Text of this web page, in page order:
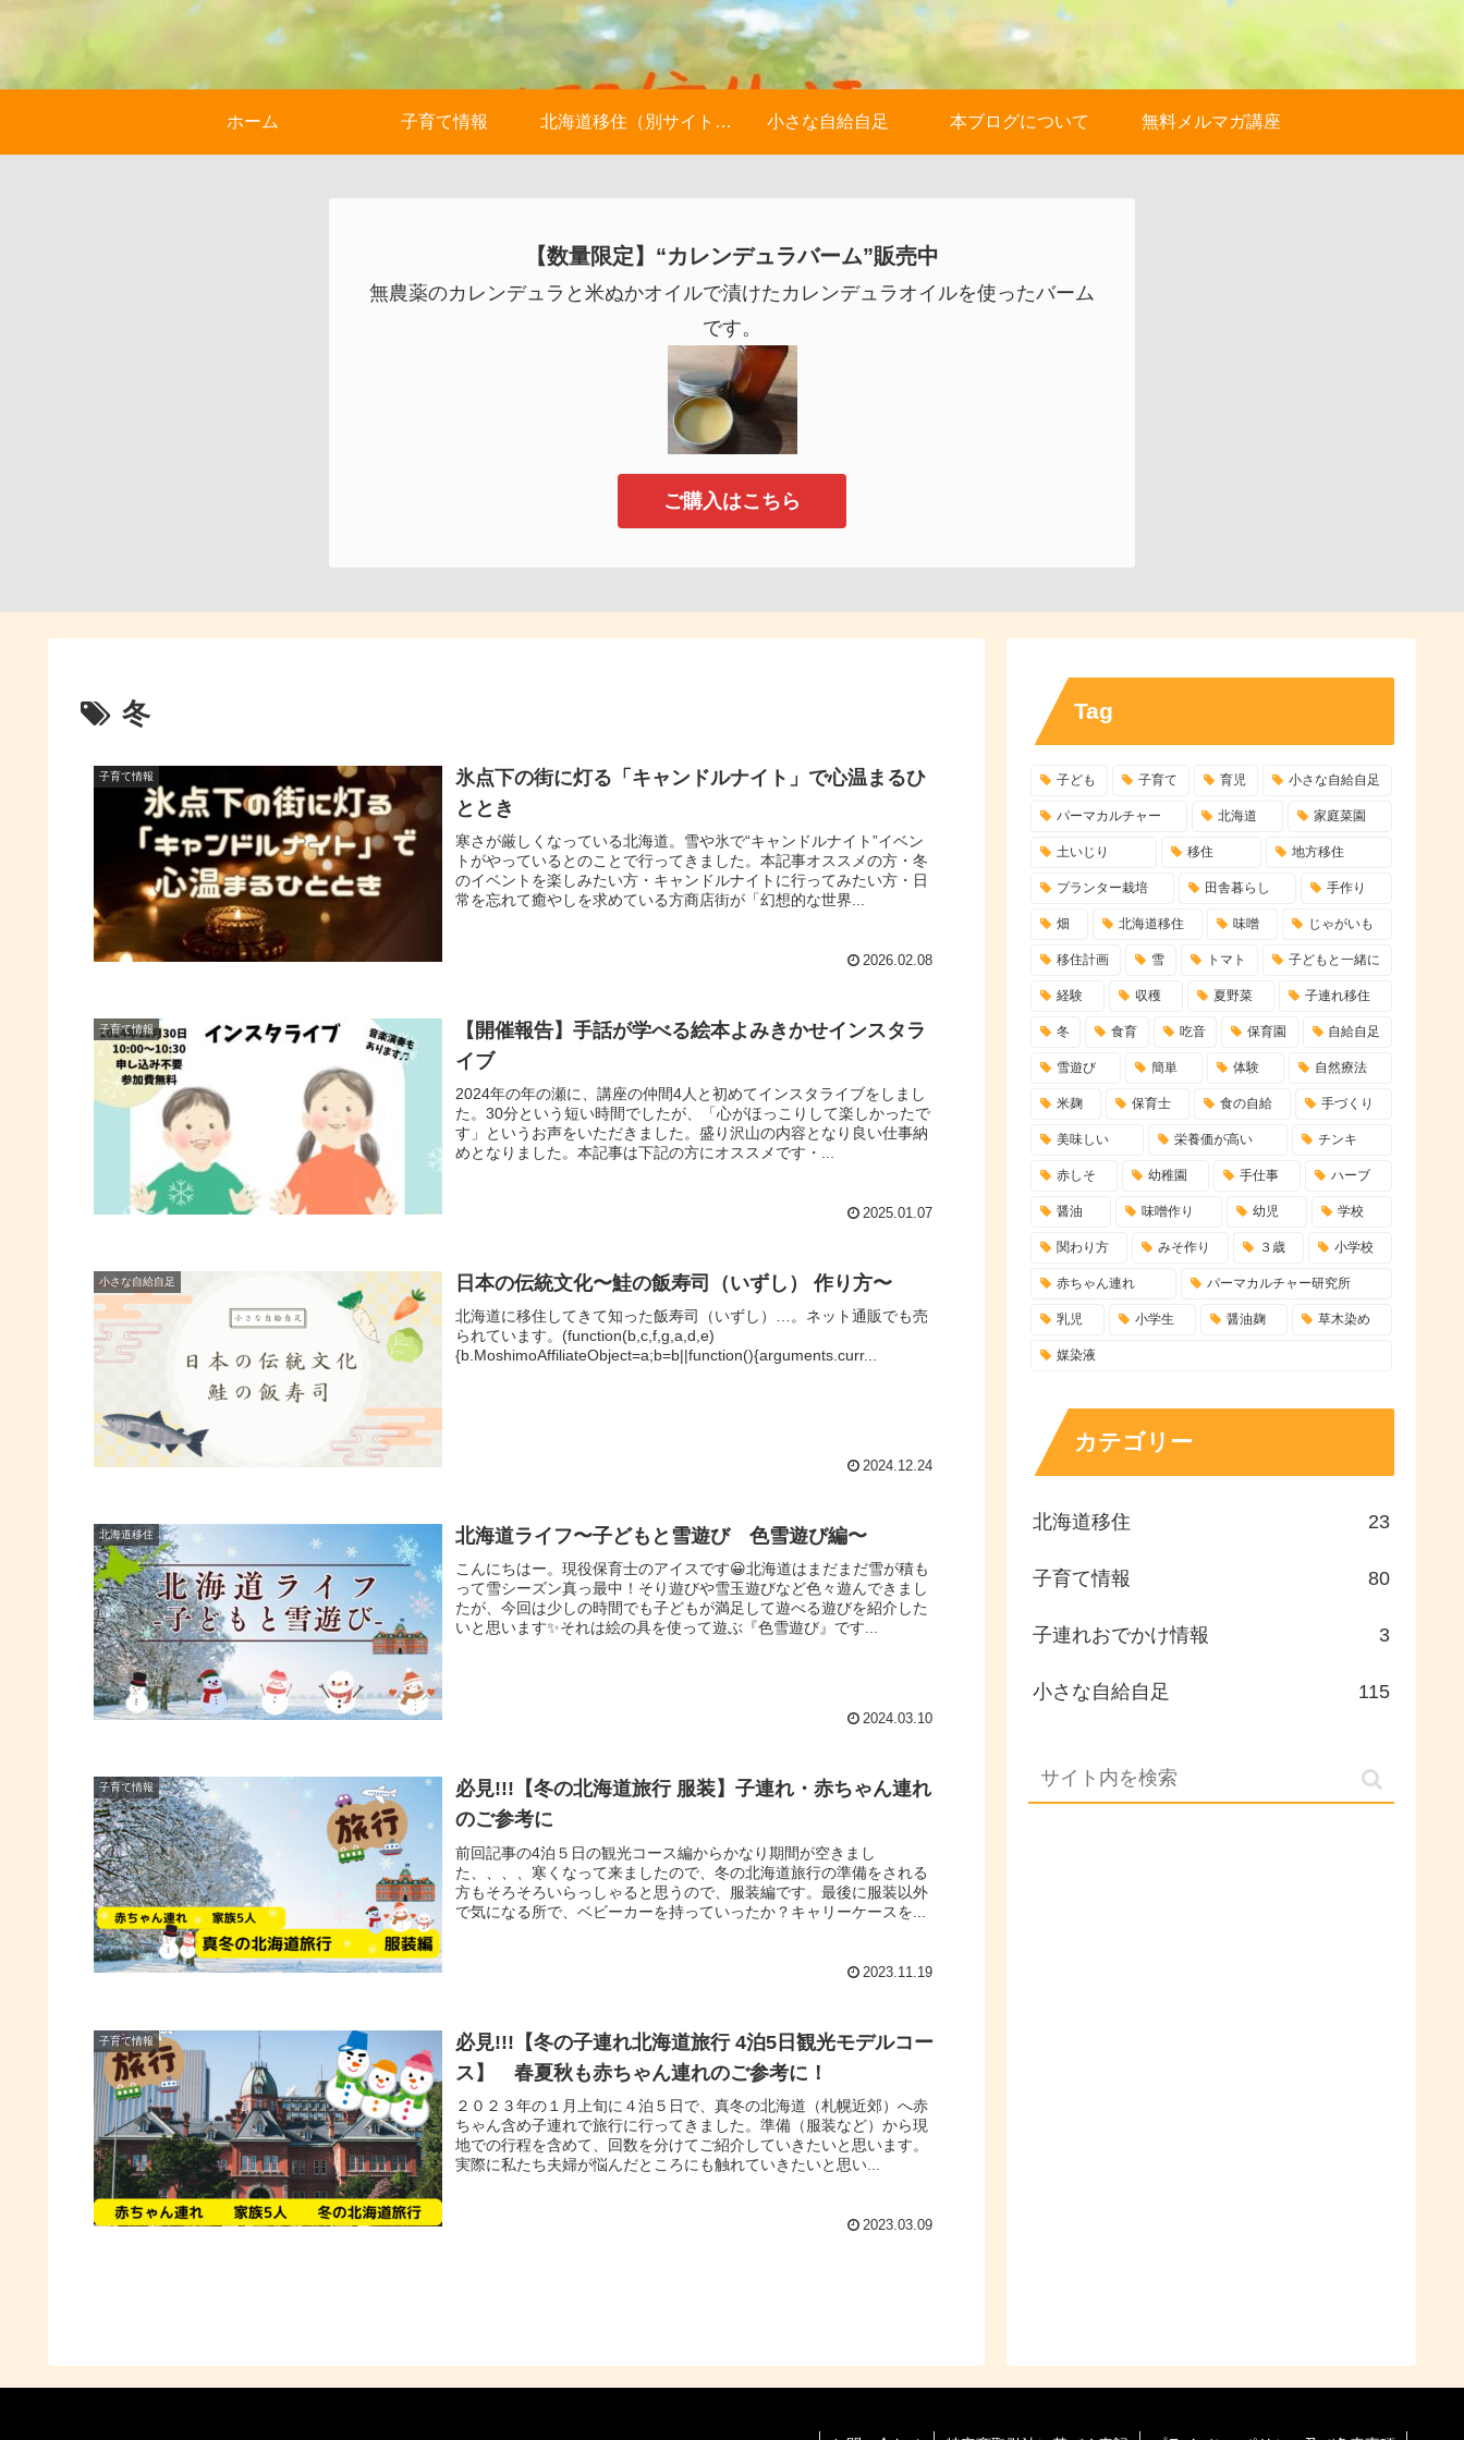
ホーム 子育て情報 北海道移住（別サイトへ） 小さな自給自足 本ブログについて 無料メルマガ講座
【数量限定】“カレンデュラバーム”販売中
無農薬のカレンデュラと米ぬかオイルで漬けたカレンデュラオイルを使ったバーム
です。
ご購入はこちら
冬
子育て情報
氷点下の街に灯る「キャンドルナイト」で心温まるひ
ととき
寒さが厳しくなっている北海道。雪や氷で“キャンドルナイト”イベン
トがやっているとのことで行ってきました。本記事オススメの方・冬
のイベントを楽しみたい方・キャンドルナイトに行ってみたい方・日
常を忘れて癒やしを求めている方商店街が「幻想的な世界...
2026.02.08
子育て情報
【開催報告】手話が学べる絵本よみきかせインスタラ
イブ
2024年の年の瀬に、講座の仲間4人と初めてインスタライブをしまし
た。30分という短い時間でしたが、「心がほっこりして楽しかったで
す」というお声をいただきました。盛り沢山の内容となり良い仕事納
めとなりました。本記事は下記の方にオススメです・...
2025.01.07
小さな自給自足 日本の伝統文化〜鮭の飯寿司（いずし） 作り方〜
北海道に移住してきて知った飯寿司（いずし）…。ネット通販でも売
られています。(function(b,c,f,g,a,d,e)
{b.MoshimoAffiliateObject=a;b=b||function(){arguments.curr...
2024.12.24
北海道移住 北海道ライフ〜子どもと雪遊び 色雪遊び編〜
こんにちはー。現役保育士のアイスです😀北海道はまだまだ雪が積も
って雪シーズン真っ最中！そり遊びや雪玉遊びなど色々遊んできまし
たが、今回は少しの時間でも子どもが満足して遊べる遊びを紹介した
いと思います✨それは絵の具を使って遊ぶ『色雪遊び』です...
2024.03.10
子育て情報
必見!!!【冬の北海道旅行 服装】子連れ・赤ちゃん連れ
のご参考に
前回記事の4泊５日の観光コース編からかなり期間が空きまし
た、、、、寒くなって来ましたので、冬の北海道旅行の準備をされる
方もそろそろいらっしゃると思うので、服装編です。最後に服装以外
で気になる所で、ベビーカーを持っていったか？キャリーケースを...
2023.11.19
子育て情報
必見!!!【冬の子連れ北海道旅行 4泊5日観光モデルコー
ス】 春夏秋も赤ちゃん連れのご参考に！
２０２３年の１月上旬に４泊５日で、真冬の北海道（札幌近郊）へ赤
ちゃん含め子連れで旅行に行ってきました。準備（服装など）から現
地での行程を含めて、回数を分けてご紹介していきたいと思います。
実際に私たち夫婦が悩んだところにも触れていきたいと思い...
2023.03.09
Tag
子ども 子育て 育児 小さな自給自足
パーマカルチャー 北海道 家庭菜園
土いじり 移住 地方移住
プランター栽培 田舎暮らし 手作り
畑 北海道移住 味噌 じゃがいも
移住計画 雪 トマト 子どもと一緒に
経験 収穫 夏野菜 子連れ移住
冬 食育 吃音 保育園 自給自足
雪遊び 簡単 体験 自然療法
米麹 保育士 食の自給 手づくり
美味しい 栄養価が高い チンキ
赤しそ 幼稚園 手仕事 ハーブ
醤油 味噌作り 幼児 学校
関わり方 みそ作り ３歳 小学校
赤ちゃん連れ パーマカルチャー研究所
乳児 小学生 醤油麹 草木染め
媒染液
カテゴリー
北海道移住 23
子育て情報 80
子連れおでかけ情報 3
小さな自給自足 115